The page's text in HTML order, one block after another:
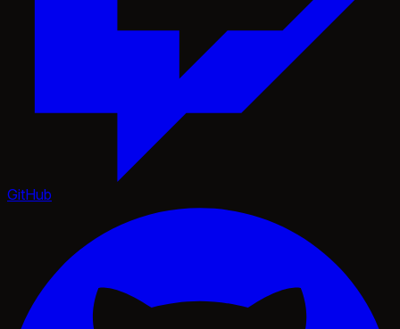
GitHub